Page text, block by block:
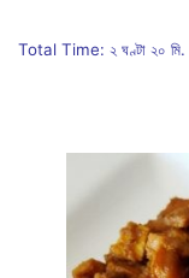
Total Time: ২ ঘণ্টা ২০ মি.